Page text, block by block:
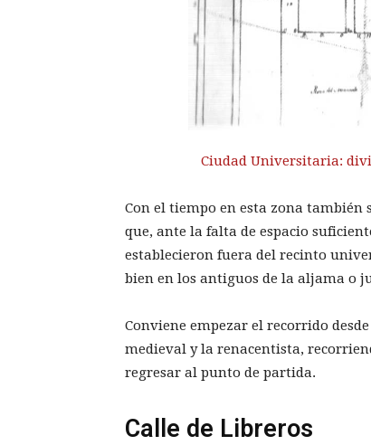
Ciudad Universitaria:
Con el tiempo en esta zona
que, ante la falta de espa­cio
establecieron fuera del recinto
bien en los antiguos de la aljama o
Conviene empezar el recorrido
medieval y la renacentista,
regresar al punto de partida.
Calle de Libreros